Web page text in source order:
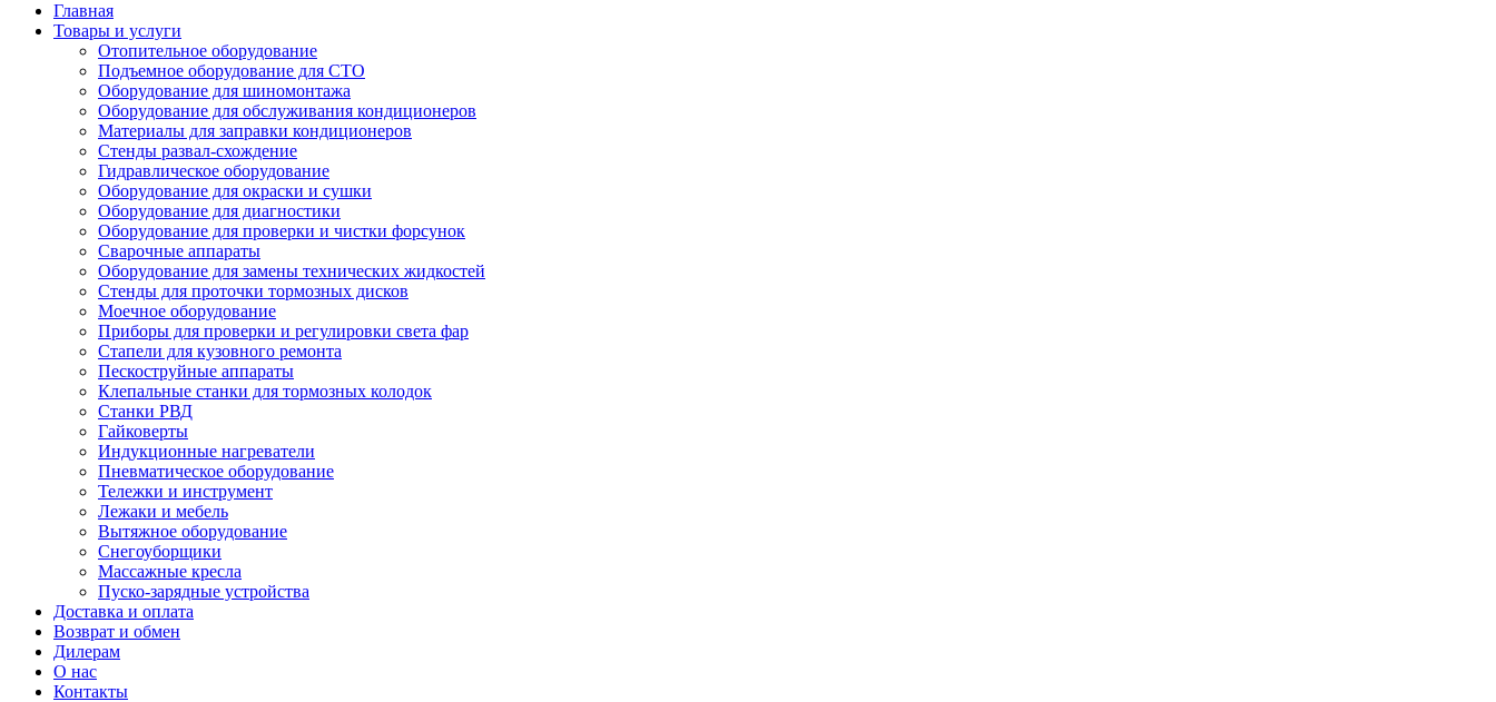
Главная
Товары и услуги
Отопительное оборудование
Подъемное оборудование для СТО
Оборудование для шиномонтажа
Оборудование для обслуживания кондиционеров
Материалы для заправки кондиционеров
Стенды развал-схождение
Гидравлическое оборудование
Оборудование для окраски и сушки
Оборудование для диагностики
Оборудование для проверки и чистки форсунок
Сварочные аппараты
Оборудование для замены технических жидкостей
Стенды для проточки тормозных дисков
Моечное оборудование
Приборы для проверки и регулировки света фар
Стапели для кузовного ремонта
Пескоструйные аппараты
Клепальные станки для тормозных колодок
Станки РВД
Гайковерты
Индукционные нагреватели
Пневматическое оборудование
Тележки и инструмент
Лежаки и мебель
Вытяжное оборудование
Снегоуборщики
Массажные кресла
Пуско-зарядные устройства
Доставка и оплата
Возврат и обмен
Дилерам
О нас
Контакты